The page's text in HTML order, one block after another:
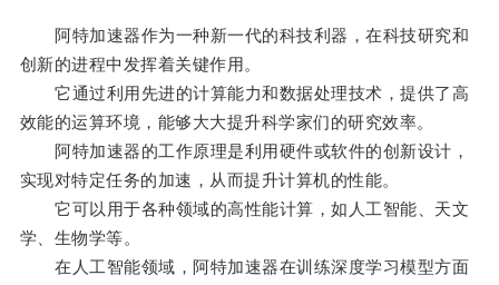
阿特加速器作为一种新一代的科技利器，在科技研究和
创新的进程中发挥着关键作用。
它通过利用先进的计算能力和数据处理技术，提供了高
效能的运算环境，能够大大提升科学家们的研究效率。
阿特加速器的工作原理是利用硬件或软件的创新设计，
实现对特定任务的加速，从而提升计算机的性能。
它可以用于各种领域的高性能计算，如人工智能、天文
学、生物学等。
在人工智能领域，阿特加速器在训练深度学习模型方面